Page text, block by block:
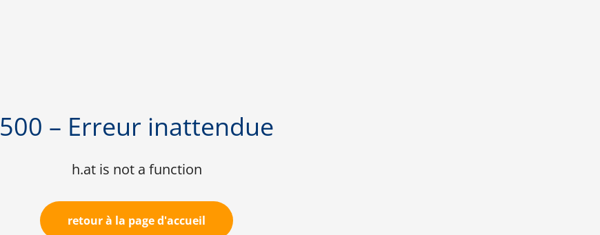
500 – Erreur inattendue
h.at is not a function
retour à la page d'accueil